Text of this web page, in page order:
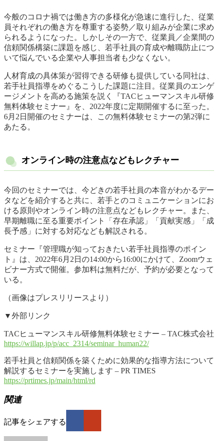
今般のコロナ禍では働き方の多様化が急速に進行した、従業
員それぞれの働き方を尊重する姿勢／取り組みが企業に求め
られるようになった。しかしその一方で、従業員／企業間の
信頼関係構築に課題を感じ、若手社員の育成や離職防止につ
いて悩んでいる企業や人事担当者も少なくない。
人材育成の具体策が習得できる研修も提供している同社は、
若手社員指導をめぐるこうした課題に注目。従業員のエンゲ
ージメントを高める施策を説く『TACヒューマンスキル研修
無料体験セミナー』を、2022年度に定期開催するに至った。
6月2日開催のセミナーは、この無料体験セミナーの第2弾に
あたる。
オンライン時の注意点などもレクチャー
今回のセミナーでは、今どきの若手社員の本音がわかるデー
タなどを紹介すると共に、若手とのコミュニケーションにお
ける原則やオンライン時の注意点などもレクチャー。また、
早期離職に至る重要ポイント「存在承認」「貢献実感」「成
長予感」に対する対応なども解説される。
セミナー『管理職が知っておきたい若手社員指導のポイン
ト』は、2022年6月2日の14:00から16:00にかけて、Zoomウェ
ビナー方式で開催。参加料は無料だが、予約が必要となって
いる。
（画像はプレスリリースより）
▼外部リンク
TACヒューマンスキル研修無料体験セミナー – TAC株式会社
https://willap.jp/p/acc_2314/seminar_human22/
若手社員と信頼関係を築くために効果的な指導方法について
解説するセミナーを実施します – PR TIMES
https://prtimes.jp/main/html/rd
関連
記事をシェアする